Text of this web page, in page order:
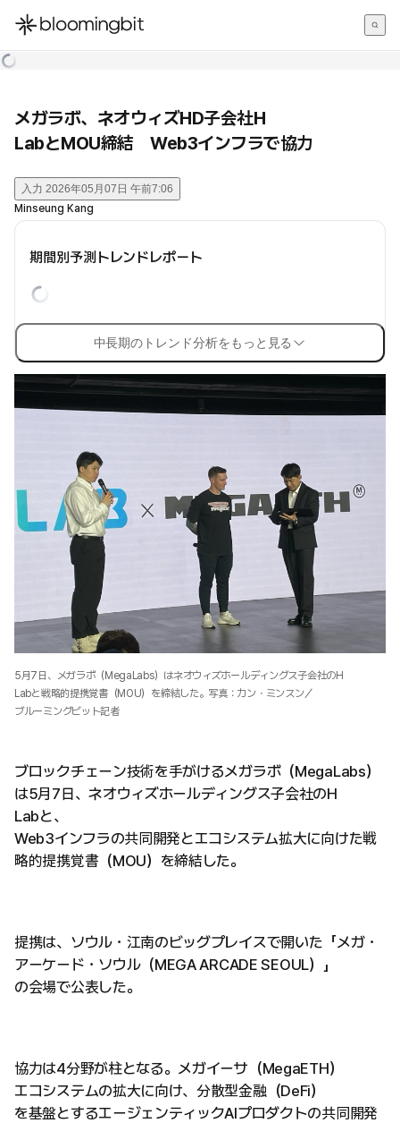
한국어
メガラボ、ネオウィズHD子会社H
LabとMOU締結 Web3インフラで協力
入力 2026年05月07日 午前7:06
Minseung Kang
期間別予測トレンドレポート
中長期のトレンド分析をもっと見る
5月7日、メガラボ（MegaLabs）はネオウィズホールディングス子会社のH
Labと戦略的提携覚書（MOU）を締結した。写真：カン・ミンスン／
ブルーミングビット記者
ブロックチェーン技術を手がけるメガラボ（MegaLabs）
は5月7日、ネオウィズホールディングス子会社のH
Labと、
Web3インフラの共同開発とエコシステム拡大に向けた戦
略的提携覚書（MOU）を締結した。
提携は、ソウル・江南のビッグプレイスで開いた「メガ・
アーケード・ソウル（MEGA ARCADE SEOUL）」
の会場で公表した。
協力は4分野が柱となる。メガイーサ（MegaETH）
エコシステムの拡大に向け、分散型金融（DeFi）
を基盤とするエージェンティックAIプロダクトの共同開発